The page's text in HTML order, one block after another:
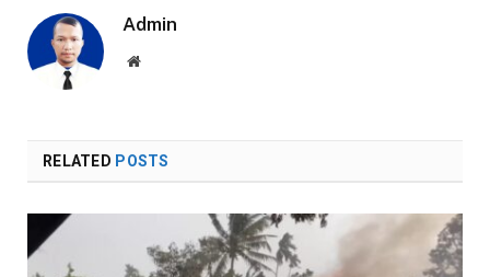
Admin
Website
RELATED POSTS